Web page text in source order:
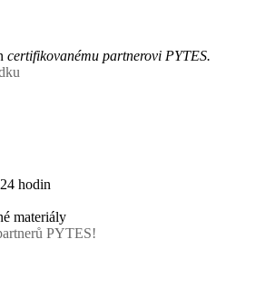
certifikovanému partnerovi PYTES.
hodin
materiály
PYTES!